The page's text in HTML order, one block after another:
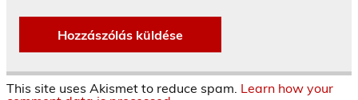
This site uses Akismet to reduce spam. Learn how your